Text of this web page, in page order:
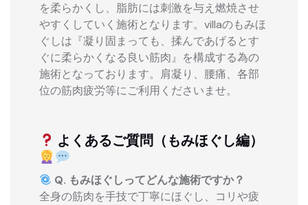
を柔らかくし、脂肪には刺激を与え燃焼させ
やすくしていく施術となります。villaのもみほ
ぐしは『凝り固まっても、揉んであげるとす
ぐに柔らかくなる良い筋肉』を構成する為の
施術となっております。肩凝り、腰痛、各部
位の筋肉疲労等にご利用くださいませ。
よくあるご質問（もみほぐし編）
Q. もみほぐしってどんな施術ですか？
全身の筋肉を手技で丁寧にほぐし、コリや疲